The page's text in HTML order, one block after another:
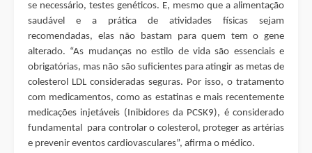
se necessário, testes genéticos. E, mesmo que a alimentação
saudável e a prática de atividades físicas sejam
recomendadas, elas não bastam para quem tem o gene
alterado. “As mudanças no estilo de vida são essenciais e
obrigatórias, mas não são suficientes para atingir as metas de
colesterol LDL consideradas seguras. Por isso, o tratamento
com medicamentos, como as estatinas e mais recentemente
medicações injetáveis (Inibidores da PCSK9), é considerado
fundamental para controlar o colesterol, proteger as artérias
e prevenir eventos cardiovasculares”, afirma o médico.